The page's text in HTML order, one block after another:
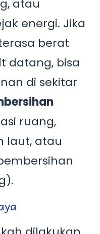
atau
energi. Jika
berat
datang, bisa
di sekitar
ruang,
laut, atau